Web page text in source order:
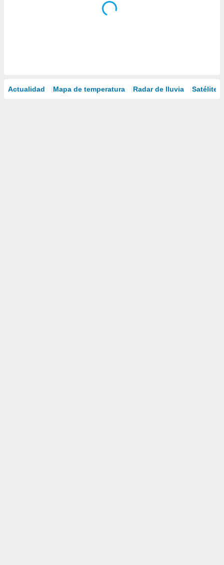
Actualidad Mapa de temperatura Radar de lluvia Satélites